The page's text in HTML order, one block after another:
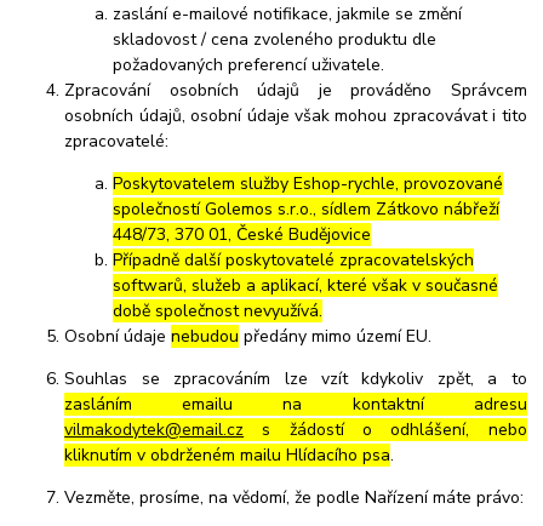
zaslání e-mailové notifikace, jakmile se změní
skladovost / cena zvoleného produktu dle
požadovaných preferencí uživatele.
Zpracování osobních údajů je prováděno Správcem
osobních údajů, osobní údaje však mohou zpracovávat i tito
zpracovatelé:
Poskytovatelem služby Eshop-rychle, provozované
společností Golemos s.r.o., sídlem Zátkovo nábřeží
448/73, 370 01, České Budějovice
Případně další poskytovatelé zpracovatelských
softwarů, služeb a aplikací, které však v současné
době společnost nevyužívá.
Osobní údajenebudou předány mimo území EU.
Souhlas se zpracováním lze vzít kdykoliv zpět, a to
zasláním emailu na kontaktní adresu
vilmakodytek@email.cz s žádostí o odhlášení, nebo
kliknutím v obdrženém mailu Hlídacího psa.
Vezměte, prosíme, na vědomí, že podle Nařízení máte právo: